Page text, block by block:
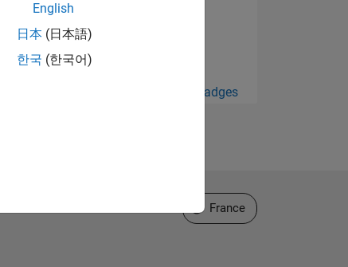
Afficher tout Badges
English
日本 (日本語)
한국 (한국어)
Sélectionner un site web
France